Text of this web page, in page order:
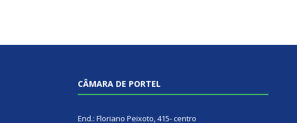
CÂMARA DE PORTEL
End.: Floriano Peixoto, 415- centro